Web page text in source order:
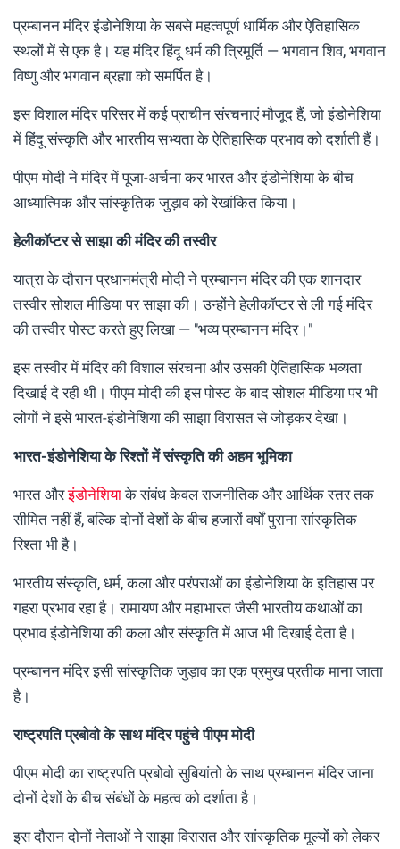
प्रम्बानन मंदिर इंडोनेशिया के सबसे महत्वपूर्ण धार्मिक और ऐतिहासिक
स्थलों में से एक है। यह मंदिर हिंदू धर्म की त्रिमूर्ति — भगवान शिव, भगवान
विष्णु और भगवान ब्रह्मा को समर्पित है।
इस विशाल मंदिर परिसर में कई प्राचीन संरचनाएं मौजूद हैं, जो इंडोनेशिया
में हिंदू संस्कृति और भारतीय सभ्यता के ऐतिहासिक प्रभाव को दर्शाती हैं।
पीएम मोदी ने मंदिर में पूजा-अर्चना कर भारत और इंडोनेशिया के बीच
आध्यात्मिक और सांस्कृतिक जुड़ाव को रेखांकित किया।
हेलीकॉप्टर से साझा की मंदिर की तस्वीर
यात्रा के दौरान प्रधानमंत्री मोदी ने प्रम्बानन मंदिर की एक शानदार
तस्वीर सोशल मीडिया पर साझा की। उन्होंने हेलीकॉप्टर से ली गई मंदिर
की तस्वीर पोस्ट करते हुए लिखा — "भव्य प्रम्बानन मंदिर।"
इस तस्वीर में मंदिर की विशाल संरचना और उसकी ऐतिहासिक भव्यता
दिखाई दे रही थी। पीएम मोदी की इस पोस्ट के बाद सोशल मीडिया पर भी
लोगों ने इसे भारत-इंडोनेशिया की साझा विरासत से जोड़कर देखा।
भारत-इंडोनेशिया के रिश्तों में संस्कृति की अहम भूमिका
भारत औरइंडोनेशियाके संबंध केवल राजनीतिक और आर्थिक स्तर तक
सीमित नहीं हैं, बल्कि दोनों देशों के बीच हजारों वर्षों पुराना सांस्कृतिक
रिश्ता भी है।
भारतीय संस्कृति, धर्म, कला और परंपराओं का इंडोनेशिया के इतिहास पर
गहरा प्रभाव रहा है। रामायण और महाभारत जैसी भारतीय कथाओं का
प्रभाव इंडोनेशिया की कला और संस्कृति में आज भी दिखाई देता है।
प्रम्बानन मंदिर इसी सांस्कृतिक जुड़ाव का एक प्रमुख प्रतीक माना जाता
है।
राष्ट्रपति प्रबोवो के साथ मंदिर पहुंचे पीएम मोदी
पीएम मोदी का राष्ट्रपति प्रबोवो सुबियांतो के साथ प्रम्बानन मंदिर जाना
दोनों देशों के बीच संबंधों के महत्व को दर्शाता है।
इस दौरान दोनों नेताओं ने साझा विरासत और सांस्कृतिक मूल्यों को लेकर